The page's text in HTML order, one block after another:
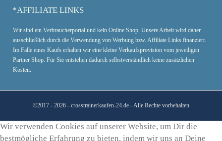
*AFFILIATE LINKS
Wir sind ein Verbraucherportal und kein Online Shop. Unsere Arbeit wird daher
ausschließlich durch die Verwendung von Werbung bzw. Affiliate Links finanziert.
Im Falle eines Kaufs erhalten wir eine kleine Verkaufsprovision vom jeweiligen
Partner Shop. Für Sie entstehen dadurch selbstverständlich keine zusätzlichen
Kosten.
©2017 - 2026 - crosstrainerkaufen-24.de - Alle Rechte vorbehalten
Wir verwenden Cookies auf unserer Website, um Dir die
bestmögliche Erfahrung zu bieten, indem wir uns an Deine